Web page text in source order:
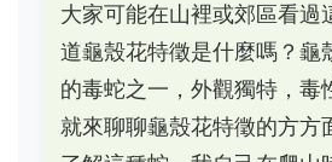
大家可能在山裡或郊區看過
道龜殼花特徵是什麼嗎？龜
的毒蛇之一，外觀獨特，毒
就來聊聊龜殼花特徵的方方